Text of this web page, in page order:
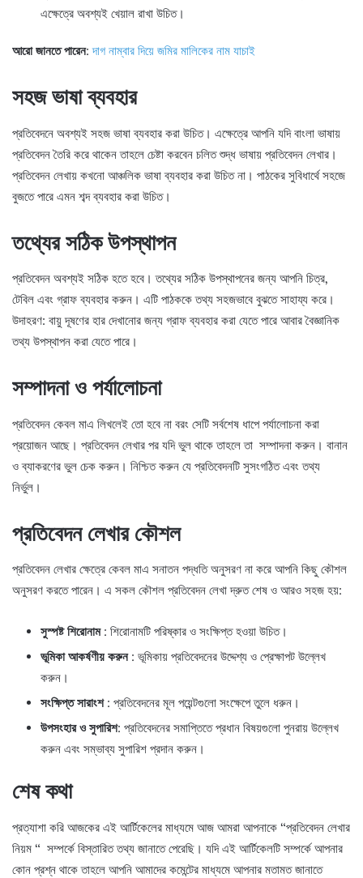
এক্ষেত্রে অবশ্যই খেয়াল রাখা উচিত।
আরো জানতে পারেন:দাগ নাম্বার দিয়ে জমির মালিকের নাম যাচাই
সহজ ভাষা ব্যবহার
প্রতিবেদনে অবশ্যই সহজ ভাষা ব্যবহার করা উচিত। এক্ষেত্রে আপনি যদি বাংলা ভাষায়
প্রতিবেদন তৈরি করে থাকেন তাহলে চেষ্টা করবেন চলিত শুদ্ধ ভাষায় প্রতিবেদন লেখার।
প্রতিবেদন লেখায় কখনো আঞ্চলিক ভাষা ব্যবহার করা উচিত না। পাঠকের সুবিধার্থে সহজে
বুজতে পারে এমন শব্দ ব্যবহার করা উচিত।
তথ্যের সঠিক উপস্থাপন
প্রতিবেদন অবশ্যই সঠিক হতে হবে। তথ্যের সঠিক উপস্থাপনের জন্য আপনি চিত্র,
টেবিল এবং গ্রাফ ব্যবহার করুন। এটি পাঠককে তথ্য সহজভাবে বুঝতে সাহায্য করে।
উদাহরণ: বায়ু দূষণের হার দেখানোর জন্য গ্রাফ ব্যবহার করা যেতে পারে আবার বৈজ্ঞানিক
তথ্য উপস্থাপন করা যেতে পারে।
সম্পাদনা ও পর্যালোচনা
প্রতিবেদন কেবল মাএ লিখলেই তো হবে না বরং সেটি সর্বশেষ ধাপে পর্যালোচনা করা
প্রয়োজন আছে। প্রতিবেদন লেখার পর যদি ভুল থাকে তাহলে তা সম্পাদনা করুন। বানান
ও ব্যাকরণের ভুল চেক করুন। নিশ্চিত করুন যে প্রতিবেদনটি সুসংগঠিত এবং তথ্য
নির্ভুল।
প্রতিবেদন লেখার কৌশল
প্রতিবেদন লেখার ক্ষেত্রে কেবল মাএ সনাতন পদ্ধতি অনুসরণ না করে আপনি কিছু কৌশল
অনুসরণ করতে পারেন। এ সকল কৌশল প্রতিবেদন লেখা দ্রুত শেষ ও আরও সহজ হয়:
সুস্পষ্ট শিরোনাম: শিরোনামটি পরিষ্কার ও সংক্ষিপ্ত হওয়া উচিত।
ভূমিকা আকর্ষণীয় করুন: ভূমিকায় প্রতিবেদনের উদ্দেশ্য ও প্রেক্ষাপট উল্লেখ
করুন।
সংক্ষিপ্ত সারাংশ: প্রতিবেদনের মূল পয়েন্টগুলো সংক্ষেপে তুলে ধরুন।
উপসংহার ও সুপারিশ: প্রতিবেদনের সমাপ্তিতে প্রধান বিষয়গুলো পুনরায় উল্লেখ
করুন এবং সম্ভাব্য সুপারিশ প্রদান করুন।
শেষ কথা
প্রত্যাশা করি আজকের এই আর্টিকেলের মাধ্যমে আজ আমরা আপনাকে “প্রতিবেদন লেখার
নিয়ম “ সম্পর্কে বিস্তারিত তথ্য জানাতে পেরেছি। যদি এই আর্টিকেলটি সম্পর্কে আপনার
কোন প্রশ্ন থাকে তাহলে আপনি আমাদের কমেন্টের মাধ্যমে আপনার মতামত জানাতে